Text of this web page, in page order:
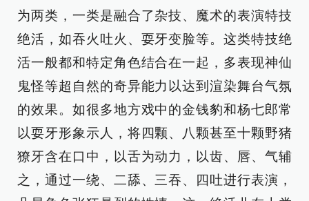
为两类，一类是融合了杂技、魔术的表演特技
绝活，如吞火吐火、耍牙变脸等。这类特技绝
活一般都和特定角色结合在一起，多表现神仙
鬼怪等超自然的奇异能力以达到渲染舞台气氛
的效果。如很多地方戏中的金钱豹和杨七郎常
以耍牙形象示人，将四颗、八颗甚至十颗野猪
獠牙含在口中，以舌为动力，以齿、唇、气辅
之，通过一绕、二舔、三吞、四吐进行表演，